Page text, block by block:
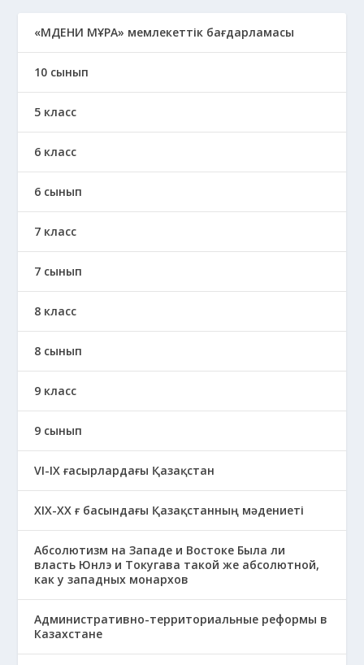
«МӘДЕНИ МҰРА» мемлекеттік бағдарламасы
10 сынып
5 класс
6 класс
6 сынып
7 класс
7 сынып
8 класс
8 сынып
9 класс
9 сынып
VI-IX ғасырлардағы Қазақстан
XIХ-XX ғ басындағы Қазақстанның мәдениеті
Абсолютизм на Западе и Востоке Была ли
власть Юнлэ и Токугава такой же абсолютной,
как у западных монархов
Административно-территориальные реформы в
Казахстане